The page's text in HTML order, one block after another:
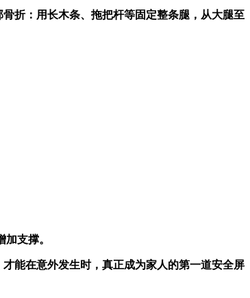
折：用长木条、拖把杆等固定整条腿，从大腿至
支撑。
能在意外发生时，真正成为家人的第一道安全屏